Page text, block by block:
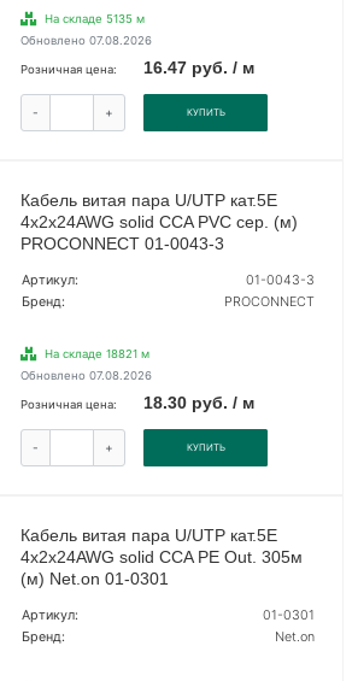
На складе 5135 м
Обновлено 07.08.2026
Розничная цена: 16.47 руб. / м
- + КУПИТЬ
Кабель витая пара U/UTP кат.5E
4х2х24AWG solid CCA PVC сер. (м)
PROCONNECT 01-0043-3
Артикул:
01-0043-3
Бренд:
PROCONNECT
На складе 18821 м
Обновлено 07.08.2026
Розничная цена: 18.30 руб. / м
- + КУПИТЬ
Кабель витая пара U/UTP кат.5E
4х2х24AWG solid CCA PE Out. 305м
(м) Net.on 01-0301
Артикул:
01-0301
Бренд:
Net.on